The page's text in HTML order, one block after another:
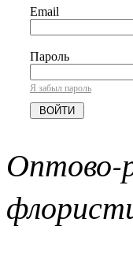
Email
Пароль
Я забыл пароль
Оптово-